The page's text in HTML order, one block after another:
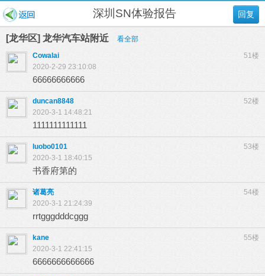
回复
深圳SN体验报告
[龙华区] 龙华汽车站附近
看全部
51楼
Cowalai
2020-2-29 23:10:08
66666666666
52楼
duncan8848
2020-3-1 14:48:21
1111111111111
53楼
luobo0101
2020-3-1 18:40:15
书香府第的
54楼
诸葛亮
2020-3-1 21:24:39
rrtgggdddcggg
55楼
kane
2020-3-1 22:41:15
6666666666666